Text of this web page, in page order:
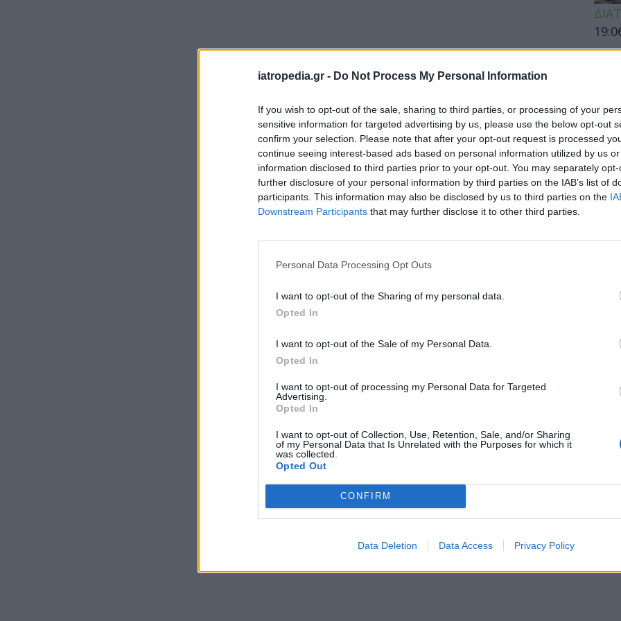
iatropedia.gr - Do Not Process My Personal Information
If you wish to opt-out of the sale, sharing to third parties, or processing of your
sensitive information for targeted advertising by us, please use the below opt-out
confirm your selection. Please note that after your opt-out request is processed
continue seeing interest-based ads based on personal information utilized by us
information disclosed to third parties prior to your opt-out. You may separately
further disclosure of your personal information by third parties on the IAB’s list of
participants. This information may also be disclosed by us to third parties on the
Downstream Participants that may further disclose it to other third parties.
Personal Data Processing Opt Outs
I want to opt-out of the Sharing of my personal data.
Opted In
I want to opt-out of the Sale of my Personal Data.
Opted In
I want to opt-out of processing my Personal Data for Targeted
Advertising.
Opted In
I want to opt-out of Collection, Use, Retention, Sale, and/or Sharing
of my Personal Data that Is Unrelated with the Purposes for which it
was collected.
Opted Out
CONFIRM
Data Deletion Data Access Privacy Policy